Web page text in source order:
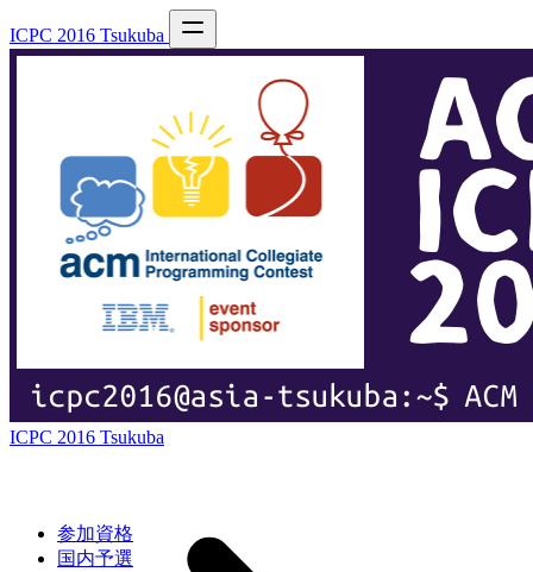
ICPC 2016 Tsukuba
参加資格
国内予選
ICPC 2016 Tsukuba